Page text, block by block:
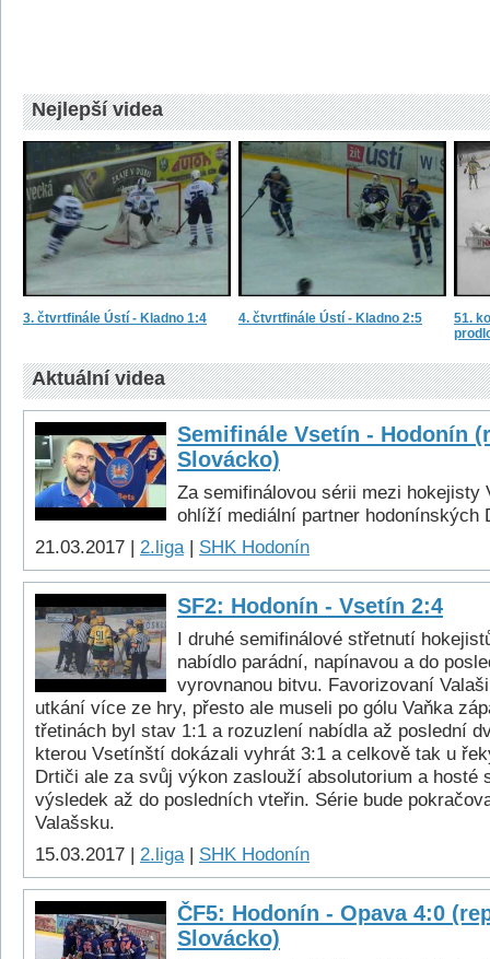
Nejlepší videa
3. čtvrtfinále Ústí - Kladno 1:4 4. čtvrtfinále Ústí - Kladno 2:5
51.
Aktuální videa
Semifinále Vsetín - Hodonín
Slovácko)
Za semifinálovou sérii mezi hokejisty
ohlíží mediální partner hodonínských
21.03.2017 | 2.liga| SHK Hodonín
SF2: Hodonín - Vsetín 2:4
I druhé semifinálové střetnutí
nabídlo parádní, napínavou a do
vyrovnanou bitvu. Favorizovaní
utkání více ze hry, přesto ale museli po gólu Vaňka
třetinách byl stav 1:1 a rozuzlení nabídla až poslední
kterou Vsetínští dokázali vyhrát 3:1 a celkově tak u
Drtiči ale za svůj výkon zaslouží absolutorium a hosté
výsledek až do posledních vteřin. Série bude
Valašsku.
15.03.2017 | 2.liga| SHK Hodonín
ČF5: Hodonín - Opava 4:0
Slovácko)